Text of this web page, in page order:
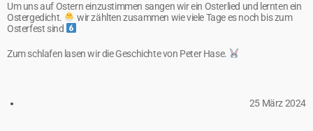
Um uns auf Ostern einzustimmen sangen wir ein Osterlied und lernten ein
Ostergedicht.
wir zählten zusammen wie viele Tage es noch bis zum
Osterfest sind
Zum schlafen lasen wir die Geschichte von Peter Hase.
25 März 2024